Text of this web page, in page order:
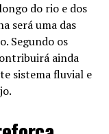
do rio e dos
será uma das
Segundo os
ainda
sistema fluvial e